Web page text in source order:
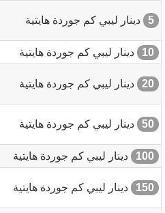
5 دينار ليبي كم جوردة هايتية
10
دينار ليبي كم جوردة هايتية
20 دينار ليبي كم جوردة هايتية
50 دينار ليبي كم جوردة هايتية
100
دينار ليبي كم جوردة هايتية
150 دينار ليبي كم جوردة هايتية